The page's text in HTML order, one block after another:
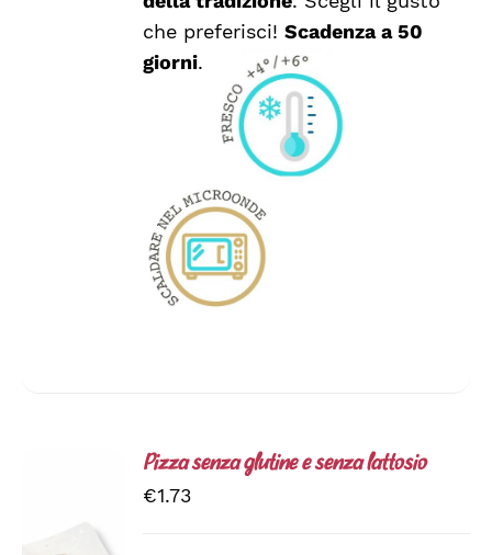
che preferisci!Scadenza a 50
giorni.
Pizza senza glutine e senza lattosio
€1.73